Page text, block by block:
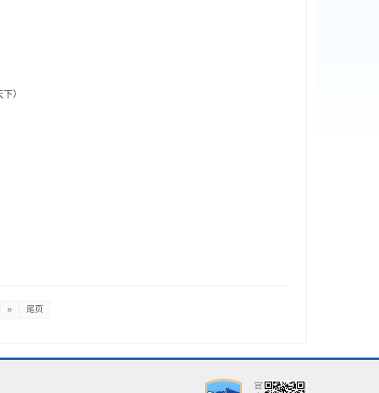
）
» 尾页